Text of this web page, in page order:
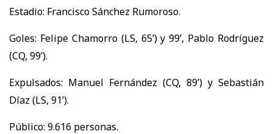
Estadio: Francisco Sánchez Rumoroso.
Goles: Felipe Chamorro (LS, 65’) y 99’, Pablo Rodríguez
(CQ, 99’).
Expulsados: Manuel Fernández (CQ, 89’) y Sebastián
Díaz (LS, 91’).
Público: 9.616 personas.